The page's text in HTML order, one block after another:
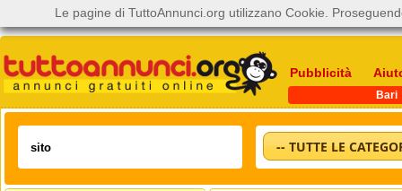
Pubblicità
Bari
-- TUTTE LE
Le pagine di TuttoAnnunci.org utilizzano Cookie.